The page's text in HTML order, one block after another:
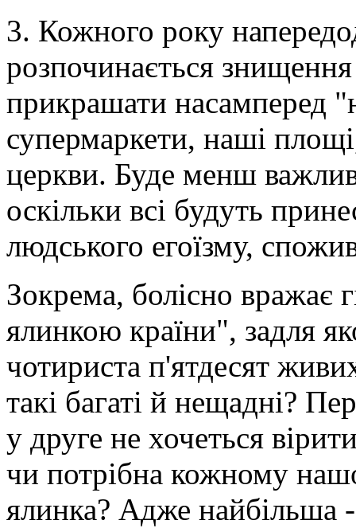
3. Кожного року
розпочинається
прикрашати насамперед
супермаркети, наші
церкви. Буде менш
оскільки всі будуть
людського егоїзму,
Зокрема, болісно вражає
ялинкою країни", задля
чотириста п'ятдесят
такі багаті й нещадні?
у друге не хочеться
чи потрібна кожному
ялинка? Адже найбільша